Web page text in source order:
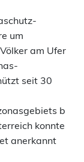
um
am Ufer
seit 30
b
konnte
anerkannt